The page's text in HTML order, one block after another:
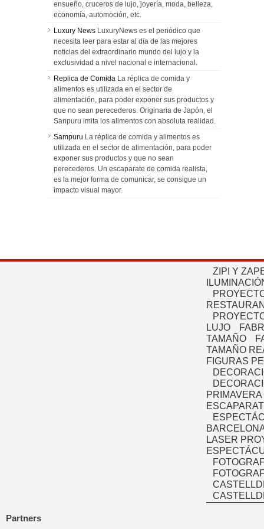
ensueño, cruceros de lujo, joyería, moda, belleza,
economía, automoción, etc.
Luxury News LuxuryNews es el periódico que
necesita leer para estar al día de las mejores
noticias del extraordinario mundo del lujo y la
exclusividad a nivel nacional e internacional.
Replica de Comida La réplica de comida y
alimentos es utilizada en el sector de
alimentación, para poder exponer sus productos y
que no sean perecederos. Originaria de Japón, el
Sanpuru imita los alimentos con absoluta realidad.
Sampuru La réplica de comida y alimentos es
utilizada en el sector de alimentación, para poder
exponer sus productos y que no sean
perecederos. Un escaparate de comida realista,
es la mejor forma de comunicar, se consigue un
impacto visual mayor.
ZIPI Y
LUJO
TAMAÑO
TAMAÑO
FIGURAS
PRIMAVERA
LASER
Partners